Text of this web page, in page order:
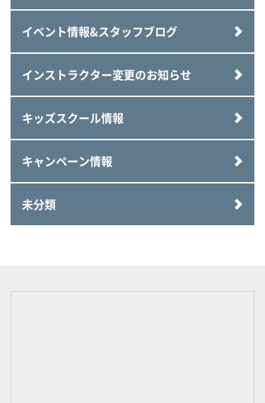
イベント情報&スタッフブログ
インストラクター変更のお知らせ
キッズスクール情報
キャンペーン情報
未分類